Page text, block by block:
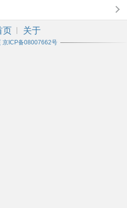
页 关于
京ICP备08007662号